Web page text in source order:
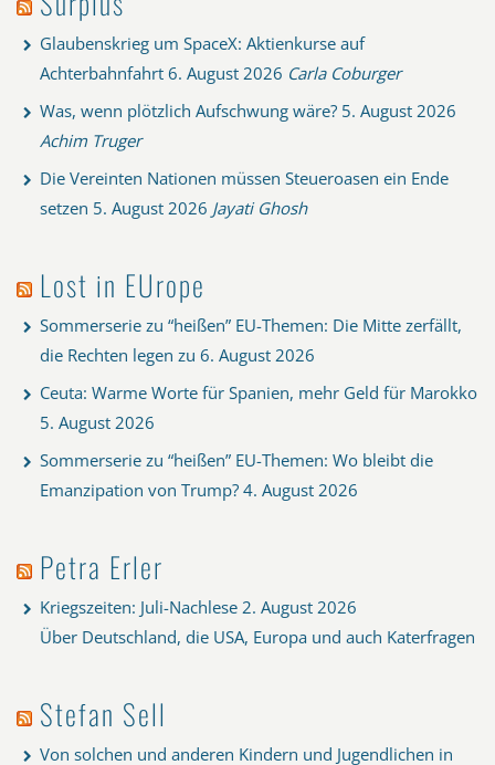
Glaubenskrieg um SpaceX: Aktienkurse auf
Achterbahnfahrt 6. August 2026 Carla Coburger
Was, wenn plötzlich Aufschwung wäre? 5. August 2026
Achim Truger
Die Vereinten Nationen müssen Steueroasen ein Ende
setzen 5. August 2026 Jayati Ghosh
Lost in EUrope
Sommerserie zu “heißen” EU-Themen: Die Mitte zerfällt,
die Rechten legen zu 6. August 2026
Ceuta: Warme Worte für Spanien, mehr Geld für Marokko
5. August 2026
Sommerserie zu “heißen” EU-Themen: Wo bleibt die
Emanzipation von Trump? 4. August 2026
Petra Erler
Kriegszeiten: Juli-Nachlese 2. August 2026
Über Deutschland, die USA, Europa und auch Katerfragen
Stefan Sell
Von solchen und anderen Kindern und Jugendlichen in